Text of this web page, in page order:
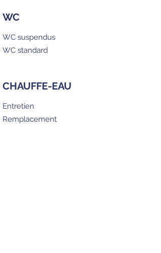
WC
CHAUFFE-EAU
WC suspendus
WC standard
Entretien
Remplacement